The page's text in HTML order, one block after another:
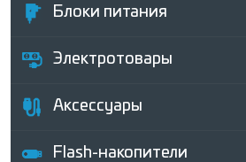
Блоки питания
Электротовары
Аксессуары
Flash-накопители